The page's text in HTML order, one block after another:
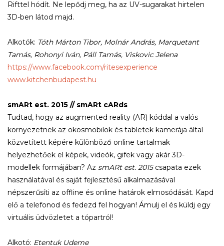
Rifttel hódít. Ne lepődj meg, ha az UV-sugarakat hirtelen
3D-ben látod majd.
Alkotók: Tóth Márton Tibor, Molnár András, Marquetant
Tamás, Rohonyi Iván, Páll Tamás, Viskovic Jelena
https://www.facebook.com/ritesexperience
www.kitchenbudapest.hu
smARt est. 2015 // smARt cARds
Tudtad, hogy az augmented reality (AR) kóddal a valós
környezetnek az okosmobilok és tabletek kamerája által
közvetített képére különböző online tartalmak
helyezhetőek el képek, videók, gifek vagy akár 3D-
modellek formájában? Az smARt est. 2015csapata ezek
használatával és saját fejlesztésű alkalmazásával
népszerűsíti az offline és online határok elmosódását. Kapd
elő a telefonod és fedezd fel hogyan! Ámulj el és küldj egy
virtuális üdvözletet a tópartról!
Alkotó: Etentuk Udeme